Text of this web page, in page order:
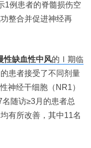
1例患者的脊髓损伤空
整合并促进神经再
性缺血性中风的Ⅰ期临
患者接受了不同剂量
神经干细胞（NR1）
随访≥3月的患者总
有所改善，其中11名